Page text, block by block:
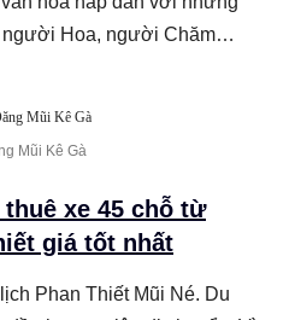
người Hoa, người Chăm…
Mũi Kê Gà
xe 45 chỗ từ
giá tốt nhất
Phan Thiết Mũi Né. Du